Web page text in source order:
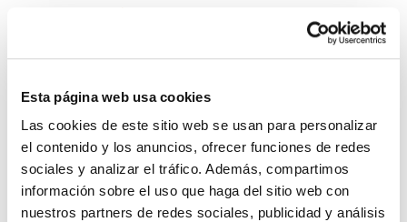
Esta página web usa cookies
Las cookies de este sitio web se usan para personalizar
el contenido y los anuncios, ofrecer funciones de redes
sociales y analizar el tráfico. Además, compartimos
información sobre el uso que haga del sitio web con
nuestros partners de redes sociales, publicidad y análisis
ELA Astekaria 62
ELA Astekaria 62.PDF6.2 MB